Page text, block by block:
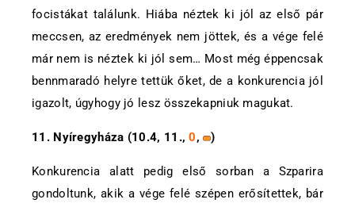
focistákat találunk. Hiába néztek ki jól az első pár
meccsen, az eredmények nem jöttek, és a vége felé
már nem is néztek ki jól sem… Most még éppencsak
bennmaradó helyre tettük őket, de a konkurencia jól
igazolt, úgyhogy jó lesz összekapniuk magukat.
11. Nyíregyháza (10.4, 11.,0, )
Konkurencia alatt pedig első sorban a Szparira
gondoltunk, akik a vége felé szépen erősítettek, bár